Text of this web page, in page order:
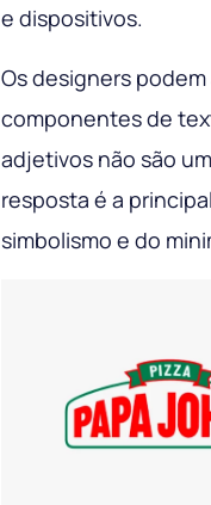
e dispositivos.
Os designers
componentes de
adjetivos não são
resposta é a
simbolismo e do